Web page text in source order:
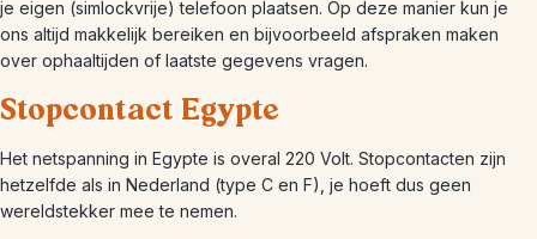
je eigen (simlockvrije) telefoon plaatsen. Op deze manier kun je
ons altijd makkelijk bereiken en bijvoorbeeld afspraken maken
over ophaaltijden of laatste gegevens vragen.
Stopcontact Egypte
Het netspanning in Egypte is overal 220 Volt. Stopcontacten zijn
hetzelfde als in Nederland (type C en F), je hoeft dus geen
wereldstekker mee te nemen.